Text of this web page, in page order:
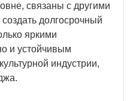
связаны с другими
долгосрочный
яркими
и устойчивым
индустрии,